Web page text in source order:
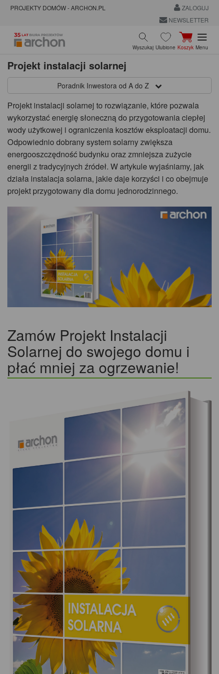
PROJEKTY DOMÓW - ARCHON.PL
ZALOGUJ
NEWSLETTER
Wyszukaj Ulubione Koszyk Menu
Projekt instalacji solarnej
Poradnik Inwestora od A do Z
Projekt instalacji solarnej to rozwiązanie, które pozwala
wykorzystać energię słoneczną do przygotowania ciepłej
wody użytkowej i ograniczenia kosztów eksploatacji domu.
Odpowiednio dobrany system solarny zwiększa
energooszczędność budynku oraz zmniejsza zużycie
energii z tradycyjnych źródeł. W artykule wyjaśniamy, jak
działa instalacja solarna, jakie daje korzyści i co obejmuje
projekt przygotowany dla domu jednorodzinnego.
Zamów Projekt Instalacji
Solarnej do swojego domu i
płać mniej za ogrzewanie!